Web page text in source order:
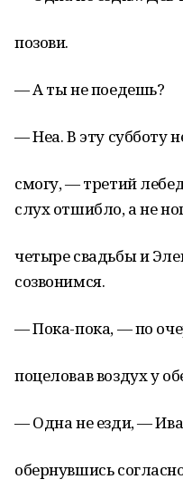
позови.
— А ты не поедешь?
— Неа. В эту субботу
смогу, — третий
слух отшибло, а не
четыре свадьбы и
созвонимся.
— Пока-пока, — по
поцеловав воздух у
— Одна не езди, — Ива
обернувшись